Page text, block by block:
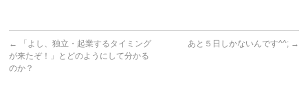
←
「よし、独立・起業するタイミング
が来たぞ！」とどのようにして分かる
のか？
あと５日しかないんです^^; →